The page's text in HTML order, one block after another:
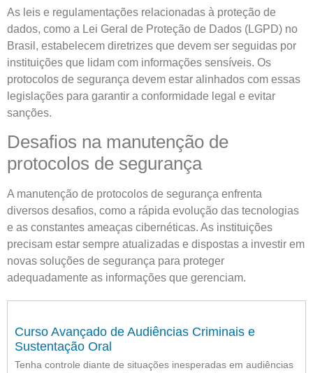
As leis e regulamentações relacionadas à proteção de
dados, como a Lei Geral de Proteção de Dados (LGPD) no
Brasil, estabelecem diretrizes que devem ser seguidas por
instituições que lidam com informações sensíveis. Os
protocolos de segurança devem estar alinhados com essas
legislações para garantir a conformidade legal e evitar
sanções.
Desafios na manutenção de
protocolos de segurança
A manutenção de protocolos de segurança enfrenta
diversos desafios, como a rápida evolução das tecnologias
e as constantes ameaças cibernéticas. As instituições
precisam estar sempre atualizadas e dispostas a investir em
novas soluções de segurança para proteger
adequadamente as informações que gerenciam.
Curso Avançado de Audiências Criminais e
Sustentação Oral
Tenha controle diante de situações inesperadas em audiências